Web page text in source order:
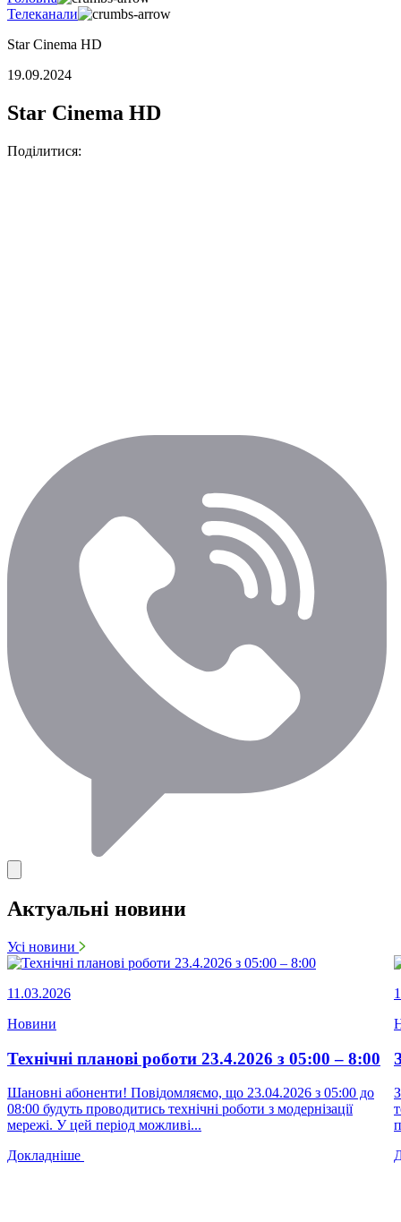
Телеканали
Star Cinema HD
19.09.2024
Star Cinema HD
Поділитися:
Актуальні новини
Усі новини
11.03.2026
Новини
Технічні планові роботи 23.4.2026 з 05:00 – 8:00
Шановні абоненти! Повідомляємо, що 23.04.2026 з 05:00 до
08:00 будуть проводитись технічні роботи з модернізації
мережі. У цей період можливі...
Докладніше